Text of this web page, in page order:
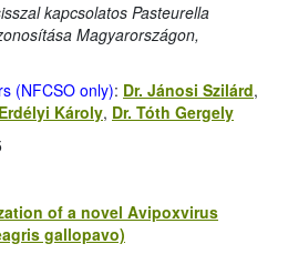
kapcsolatos Pasteurella
Magyarországon,
(NFCSO only): Dr. Jánosi Szilárd,
Károly, Dr. Tóth Gergely
of a novel Avipoxvirus
gallopavo)